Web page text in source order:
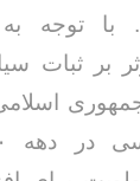
با توجه
بر ثبات